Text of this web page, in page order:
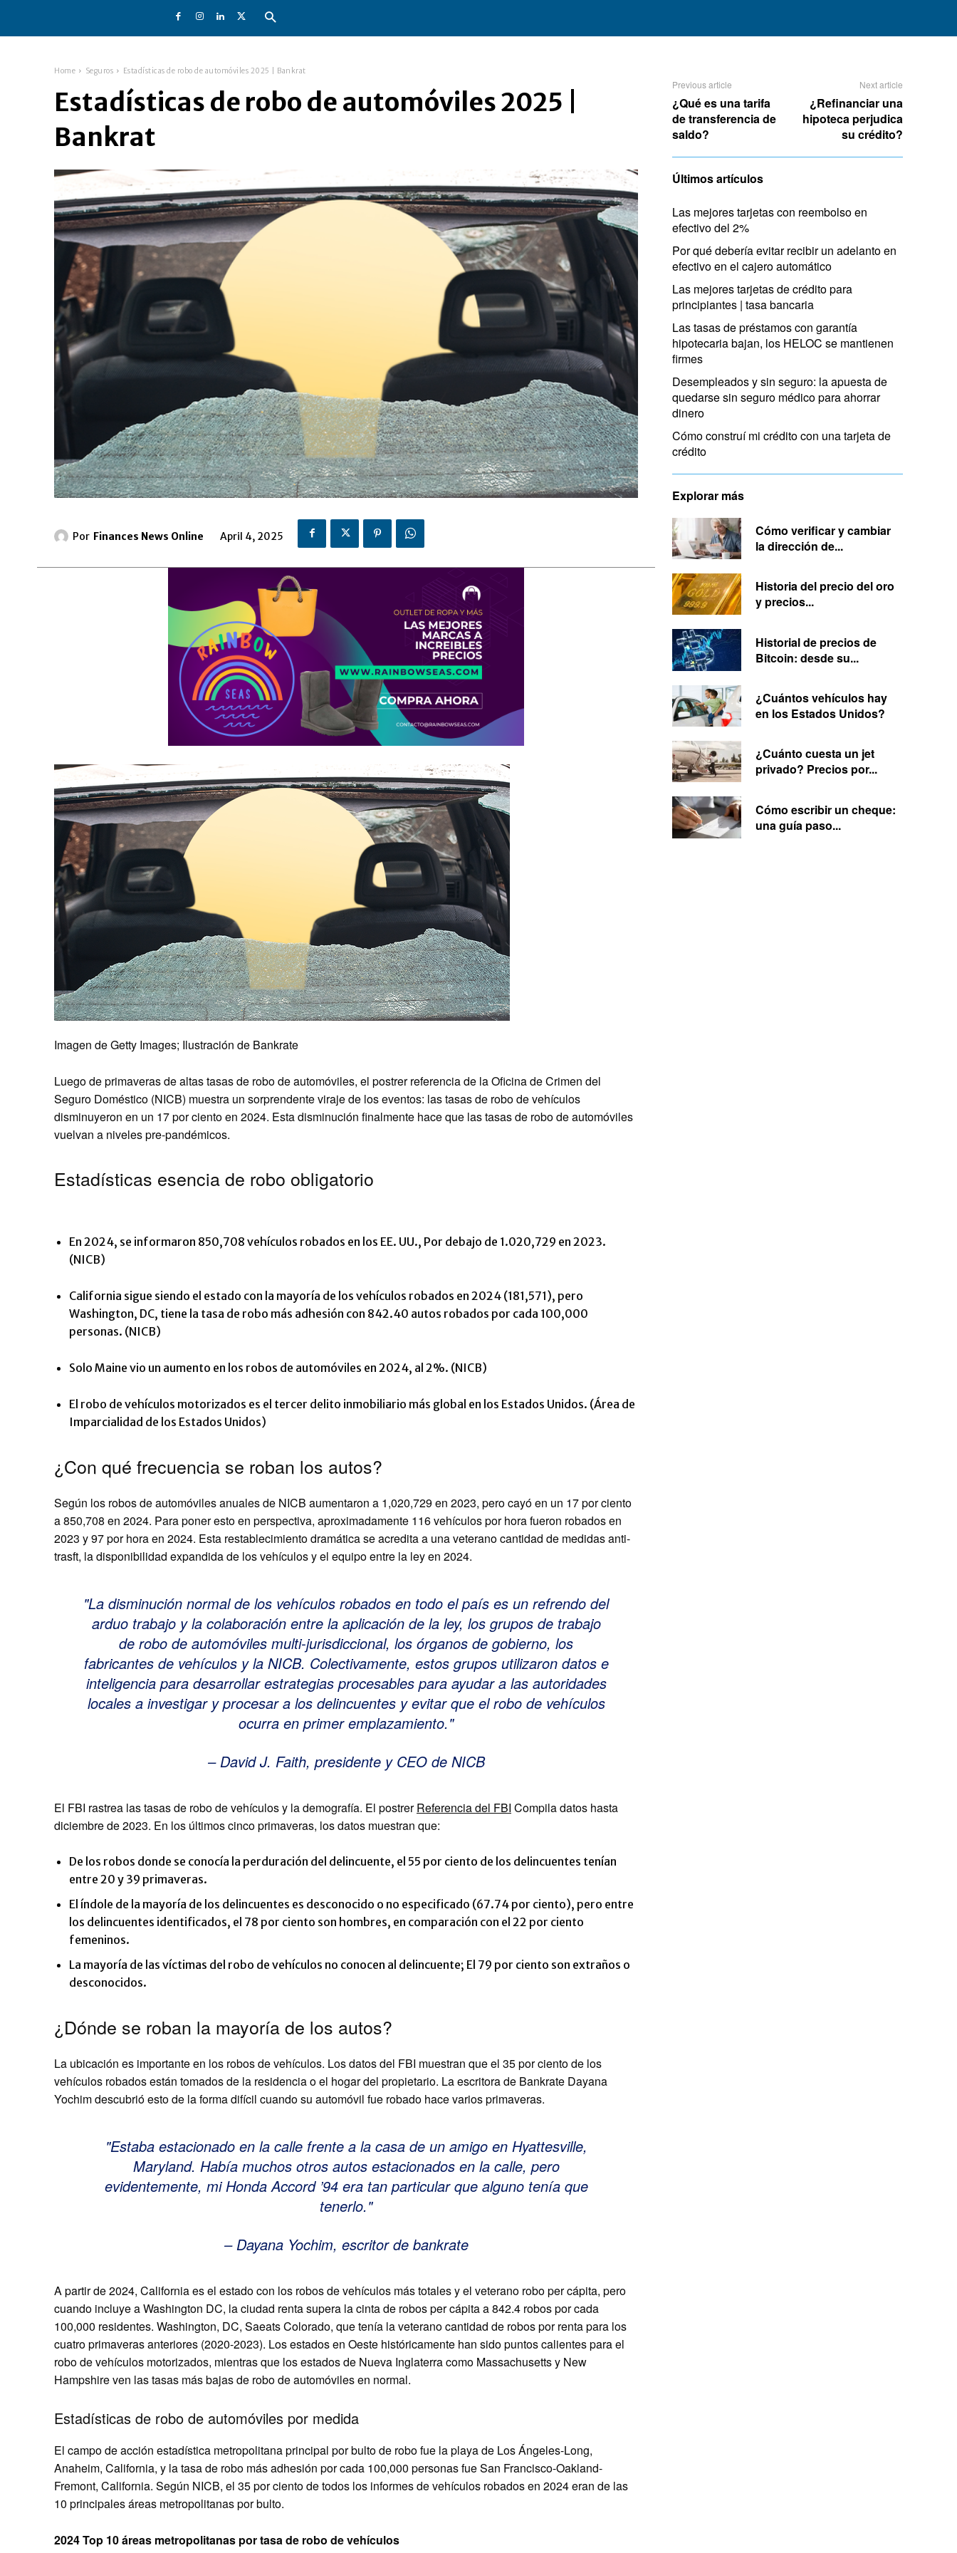
Home Seguros Estadísticas de robo de automóviles 2025 | Bankrat
Estadísticas de robo de automóviles 2025 |
Bankrat
Por Finances News Online April 4, 2025
Imagen de Getty Images; Ilustración de Bankrate
Luego de primaveras de altas tasas de robo de automóviles, el postrer referencia de la Oficina de Crimen del
Seguro Doméstico (NICB) muestra un sorprendente viraje de los eventos: las tasas de robo de vehículos
disminuyeron en un 17 por ciento en 2024. Esta disminución finalmente hace que las tasas de robo de automóviles
vuelvan a niveles pre-pandémicos.
Estadísticas esencia de robo obligatorio
En 2024, se informaron 850,708 vehículos robados en los EE. UU., Por debajo de 1.020,729 en 2023.
(NICB)
California sigue siendo el estado con la mayoría de los vehículos robados en 2024 (181,571), pero
Washington, DC, tiene la tasa de robo más adhesión con 842.40 autos robados por cada 100,000
personas. (NICB)
Solo Maine vio un aumento en los robos de automóviles en 2024, al 2%. (NICB)
El robo de vehículos motorizados es el tercer delito inmobiliario más global en los Estados Unidos. (Área de
Imparcialidad de los Estados Unidos)
¿Con qué frecuencia se roban los autos?
Según los robos de automóviles anuales de NICB aumentaron a 1,020,729 en 2023, pero cayó en un 17 por ciento
a 850,708 en 2024. Para poner esto en perspectiva, aproximadamente 116 vehículos por hora fueron robados en
2023 y 97 por hora en 2024. Esta restablecimiento dramática se acredita a una veterano cantidad de medidas anti-
trasft, la disponibilidad expandida de los vehículos y el equipo entre la ley en 2024.
La disminución normal de los vehículos robados en todo el país es un refrendo del
arduo trabajo y la colaboración entre la aplicación de la ley, los grupos de trabajo
de robo de automóviles multi-jurisdiccional, los órganos de gobierno, los
fabricantes de vehículos y la NICB. Colectivamente, estos grupos utilizaron datos e
inteligencia para desarrollar estrategias procesables para ayudar a las autoridades
locales a investigar y procesar a los delincuentes y evitar que el robo de vehículos
ocurra en primer emplazamiento.
– David J. Faith, presidente y CEO de NICB
El FBI rastrea las tasas de robo de vehículos y la demografía. El postrerReferencia del FBI Compila datos hasta
diciembre de 2023. En los últimos cinco primaveras, los datos muestran que:
De los robos donde se conocía la perduración del delincuente, el 55 por ciento de los delincuentes tenían
entre 20 y 39 primaveras.
El índole de la mayoría de los delincuentes es desconocido o no especificado (67.74 por ciento), pero entre
los delincuentes identificados, el 78 por ciento son hombres, en comparación con el 22 por ciento
femeninos.
La mayoría de las víctimas del robo de vehículos no conocen al delincuente; El 79 por ciento son extraños o
desconocidos.
¿Dónde se roban la mayoría de los autos?
La ubicación es importante en los robos de vehículos. Los datos del FBI muestran que el 35 por ciento de los
vehículos robados están tomados de la residencia o el hogar del propietario. La escritora de Bankrate Dayana
Yochim descubrió esto de la forma difícil cuando su automóvil fue robado hace varios primaveras.
Estaba estacionado en la calle frente a la casa de un amigo en Hyattesville,
Maryland. Había muchos otros autos estacionados en la calle, pero
evidentemente, mi Honda Accord ’94 era tan particular que alguno tenía que
tenerlo.
– Dayana Yochim, escritor de bankrate
A partir de 2024, California es el estado con los robos de vehículos más totales y el veterano robo per cápita, pero
cuando incluye a Washington DC, la ciudad renta supera la cinta de robos per cápita a 842.4 robos por cada
100,000 residentes. Washington, DC, Saeats Colorado, que tenía la veterano cantidad de robos por renta para los
cuatro primaveras anteriores (2020-2023). Los estados en Oeste históricamente han sido puntos calientes para el
robo de vehículos motorizados, mientras que los estados de Nueva Inglaterra como Massachusetts y New
Hampshire ven las tasas más bajas de robo de automóviles en normal.
Estadísticas de robo de automóviles por medida
El campo de acción estadística metropolitana principal por bulto de robo fue la playa de Los Ángeles-Long,
Anaheim, California, y la tasa de robo más adhesión por cada 100,000 personas fue San Francisco-Oakland-
Fremont, California. Según NICB, el 35 por ciento de todos los informes de vehículos robados en 2024 eran de las
10 principales áreas metropolitanas por bulto.
2024 Top 10 áreas metropolitanas por tasa de robo de vehículos
Previous article
¿Qué es una tarifa
de transferencia de
saldo?
Next article
¿Refinanciar una
hipoteca perjudica
su crédito?
Últimos artículos
Las mejores tarjetas con reembolso en
efectivo del 2%
Por qué debería evitar recibir un adelanto en
efectivo en el cajero automático
Las mejores tarjetas de crédito para
principiantes | tasa bancaria
Las tasas de préstamos con garantía
hipotecaria bajan, los HELOC se mantienen
firmes
Desempleados y sin seguro: la apuesta de
quedarse sin seguro médico para ahorrar
dinero
Cómo construí mi crédito con una tarjeta de
crédito
Explorar más
Cómo verificar y cambiar
la dirección de...
Historia del precio del oro
y precios...
Historial de precios de
Bitcoin: desde su...
¿Cuántos vehículos hay
en los Estados Unidos?
¿Cuánto cuesta un jet
privado? Precios por...
Cómo escribir un cheque:
una guía paso...